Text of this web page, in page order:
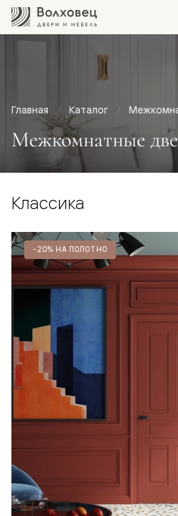
Главная Каталог
Межкомнатные
Классика
-20% НА ПОЛОТНО